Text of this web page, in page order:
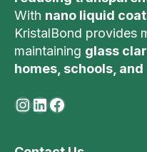
With nano liquid
KristalBond provides
maintaining glass
homes, schools,
Instagram
LinkedIn
Facebook